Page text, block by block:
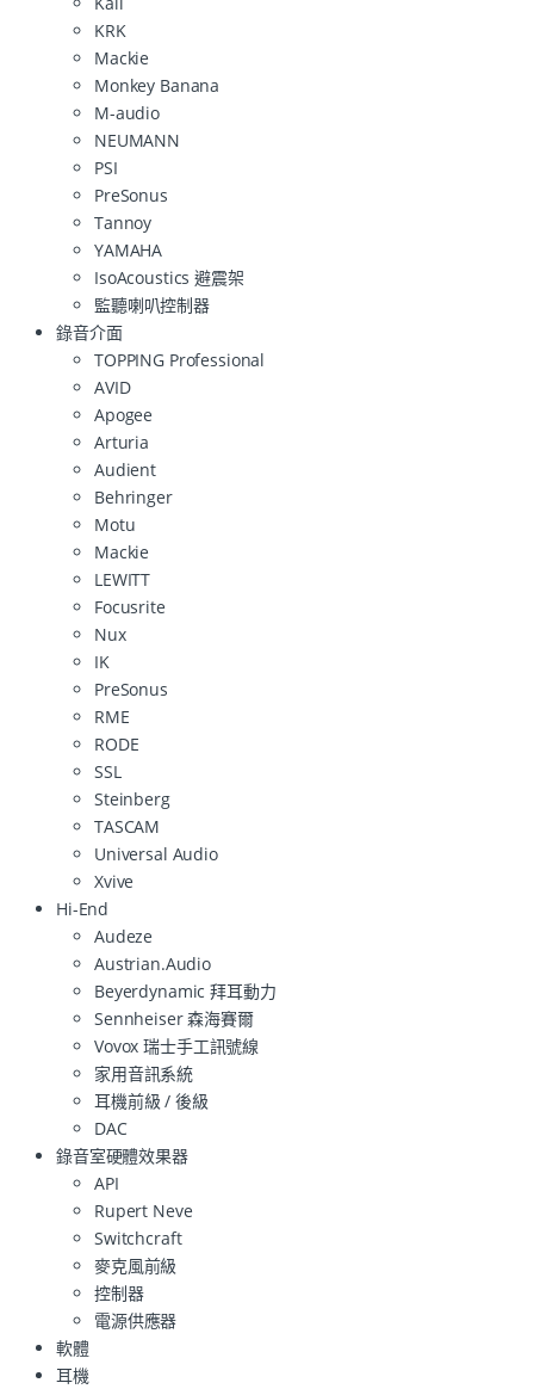
KRK
Mackie
Monkey Banana
M-audio
NEUMANN
PSI
PreSonus
Tannoy
YAMAHA
IsoAcoustics 避震架
監聽喇叭控制器
錄音介面
TOPPING Professional
AVID
Apogee
Arturia
Audient
Behringer
Motu
Mackie
LEWITT
Focusrite
Nux
IK
PreSonus
RME
RODE
SSL
Steinberg
TASCAM
Universal Audio
Xvive
Hi-End
Audeze
Austrian.Audio
Beyerdynamic 拜耳動力
Sennheiser 森海賽爾
Vovox 瑞士手工訊號線
家用音訊系統
耳機前級 / 後級
DAC
錄音室硬體效果器
API
Rupert Neve
Switchcraft
麥克風前級
控制器
電源供應器
軟體
耳機